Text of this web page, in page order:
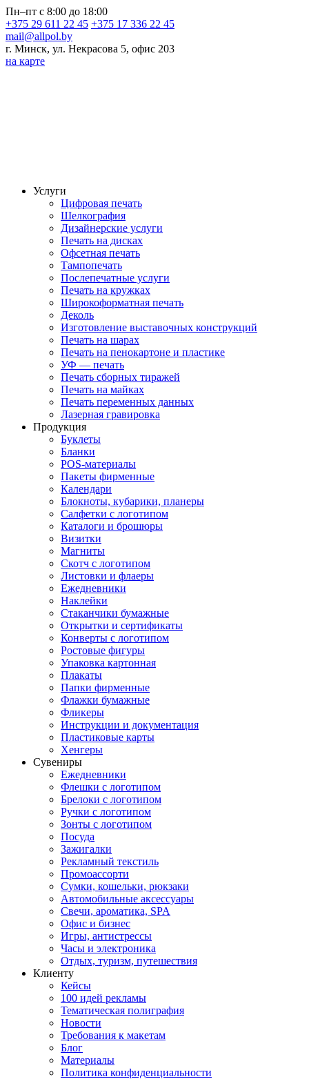
Пн–пт с 8:00 до 18:00
+375 29 611 22 45 +375 17 336 22 45
mail@allpol.by
г. Минск, ул. Некрасова 5, офис 203
на карте
Услуги
Цифровая печать
Шелкография
Дизайнерские услуги
Печать на дисках
Офсетная печать
Тампопечать
Послепечатные услуги
Печать на кружках
Широкоформатная печать
Деколь
Изготовление выставочных конструкций
Печать на шарах
Печать на пенокартоне и пластике
УФ — печать
Печать сборных тиражей
Печать на майках
Печать переменных данных
Лазерная гравировка
Продукция
Буклеты
Бланки
POS-материалы
Пакеты фирменные
Календари
Блокноты, кубарики, планеры
Салфетки с логотипом
Каталоги и брошюры
Визитки
Магниты
Скотч с логотипом
Листовки и флаеры
Ежедневники
Наклейки
Стаканчики бумажные
Открытки и сертификаты
Конверты с логотипом
Ростовые фигуры
Упаковка картонная
Плакаты
Папки фирменные
Флажки бумажные
Фликеры
Инструкции и документация
Пластиковые карты
Хенгеры
Сувениры
Ежедневники
Флешки с логотипом
Брелоки с логотипом
Ручки с логотипом
Зонты с логотипом
Посуда
Зажигалки
Рекламный текстиль
Промоассорти
Сумки, кошельки, рюкзаки
Автомобильные аксессуары
Свечи, ароматика, SPA
Офис и бизнес
Игры, антистрессы
Часы и электроника
Отдых, туризм, путешествия
Клиенту
Кейсы
100 идей рекламы
Тематическая полиграфия
Новости
Требования к макетам
Блог
Материалы
Политика конфиденциальности